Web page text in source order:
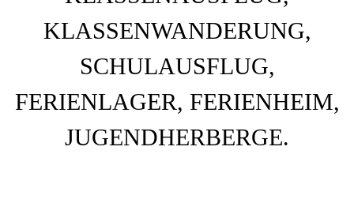
BAHNHOF GAMBURG
Ferienwohnung und Eventsaal im Taubertal